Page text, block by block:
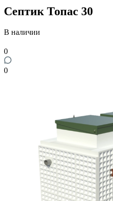
Септик Топас 30
В наличии
0
0